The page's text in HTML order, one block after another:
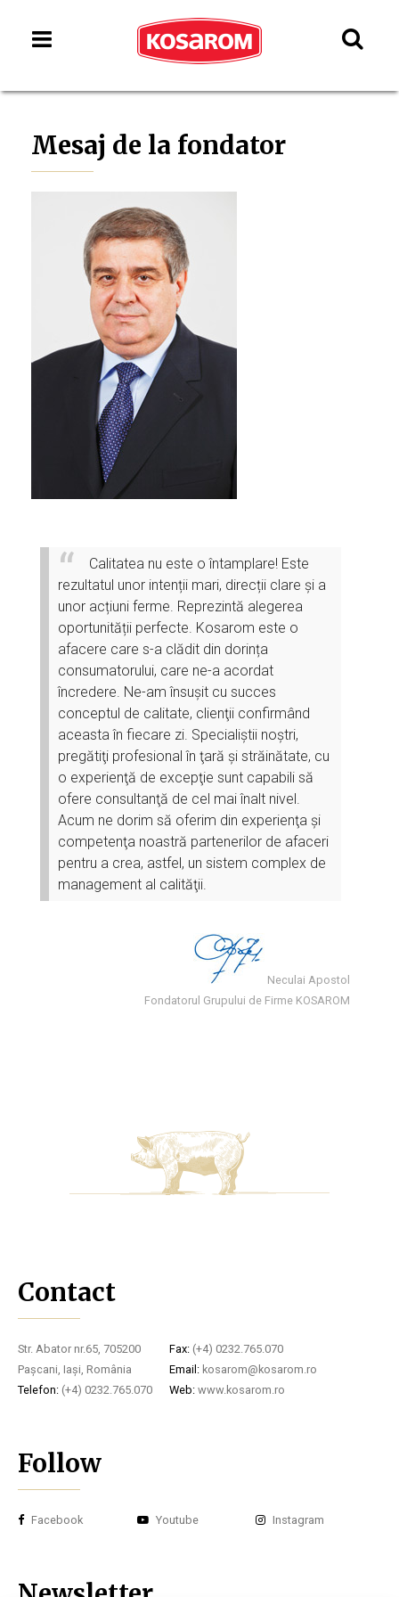
Mesaj de la fondator
Calitatea nu este o întamplare! Este
rezultatul unor intenții mari, direcții clare și a
unor acțiuni ferme. Reprezintă alegerea
oportunității perfecte. Kosarom este o
afacere care s-a clădit din dorința
consumatorului, care ne-a acordat
încredere. Ne-am însuşit cu succes
conceptul de calitate, clienţii confirmând
aceasta în fiecare zi. Specialiştii noştri,
pregătiţi profesional în ţară şi străinătate, cu
o experienţă de excepţie sunt capabili să
ofere consultanţă de cel mai înalt nivel.
Acum ne dorim să oferim din experienţa şi
competenţa noastră partenerilor de afaceri
pentru a crea, astfel, un sistem complex de
management al calităţii.
Neculai Apostol
Fondatorul Grupului de Firme KOSAROM
Contact
Str. Abator nr.65, 705200
Pașcani, Iași, România
Telefon: (+4) 0232.765.070
Fax: (+4) 0232.765.070
Email: kosarom@kosarom.ro
Web: www.kosarom.ro
Follow
Facebook Youtube Instagram